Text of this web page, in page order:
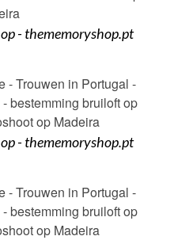
- thememoryshop.pt
- thememoryshop.pt